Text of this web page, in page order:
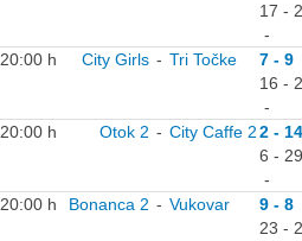
17 -
-
20:00 h City Girls - Tri Točke
7 - 9
16 -
-
20:00 h Otok 2 - City Caffe 22 - 14
6 - 29
-
20:00 h Bonanca 2 - Vukovar
9 - 8
23 -